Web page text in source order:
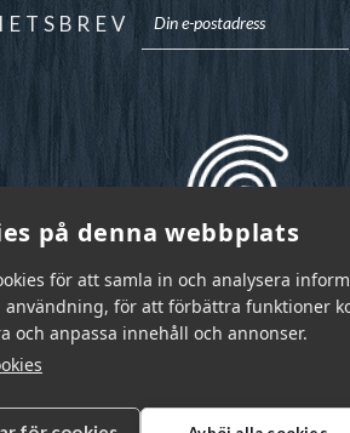
på denna webbplats
för att samla in och analysera
användning, för att förbättra funktioner
och anpassa innehåll och annonser.